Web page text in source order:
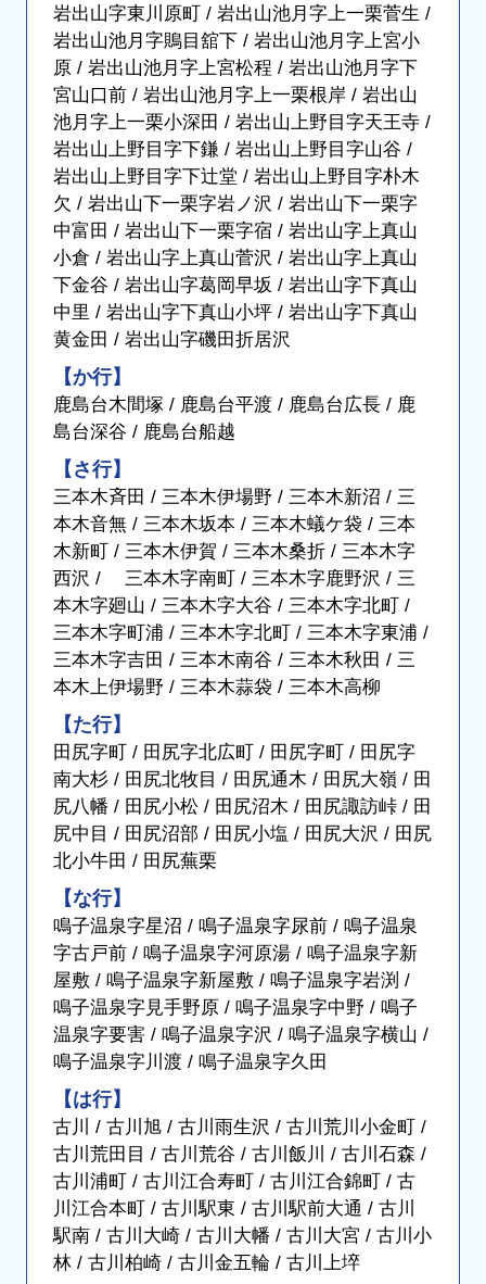
岩出山字東川原町 / 岩出山池月字上一栗菅生 /
岩出山池月字鵙目舘下 / 岩出山池月字上宮小
原 / 岩出山池月字上宮松程 / 岩出山池月字下
宮山口前 / 岩出山池月字上一栗根岸 / 岩出山
池月字上一栗小深田 / 岩出山上野目字天王寺 /
岩出山上野目字下鎌 / 岩出山上野目字山谷 /
岩出山上野目字下辻堂 / 岩出山上野目字朴木
欠 / 岩出山下一栗字岩ノ沢 / 岩出山下一栗字
中富田 / 岩出山下一栗字宿 / 岩出山字上真山
小倉 / 岩出山字上真山菅沢 / 岩出山字上真山
下金谷 / 岩出山字葛岡早坂 / 岩出山字下真山
中里 / 岩出山字下真山小坪 / 岩出山字下真山
黄金田 / 岩出山字磯田折居沢
【か行】
鹿島台木間塚 / 鹿島台平渡 / 鹿島台広長 / 鹿
島台深谷 / 鹿島台船越
【さ行】
三本木斉田 / 三本木伊場野 / 三本木新沼 / 三
本木音無 / 三本木坂本 / 三本木蟻ケ袋 / 三本
木新町 / 三本木伊賀 / 三本木桑折 / 三本木字
西沢 / 三本木字南町 / 三本木字鹿野沢 / 三
本木字廻山 / 三本木字大谷 / 三本木字北町 /
三本木字町浦 / 三本木字北町 / 三本木字東浦 /
三本木字吉田 / 三本木南谷 / 三本木秋田 / 三
本木上伊場野 / 三本木蒜袋 / 三本木高柳
【た行】
田尻字町 / 田尻字北広町 / 田尻字町 / 田尻字
南大杉 / 田尻北牧目 / 田尻通木 / 田尻大嶺 / 田
尻八幡 / 田尻小松 / 田尻沼木 / 田尻諏訪峠 / 田
尻中目 / 田尻沼部 / 田尻小塩 / 田尻大沢 / 田尻
北小牛田 / 田尻蕪栗
【な行】
鳴子温泉字星沼 / 鳴子温泉字尿前 / 鳴子温泉
字古戸前 / 鳴子温泉字河原湯 / 鳴子温泉字新
屋敷 / 鳴子温泉字新屋敷 / 鳴子温泉字岩渕 /
鳴子温泉字見手野原 / 鳴子温泉字中野 / 鳴子
温泉字要害 / 鳴子温泉字沢 / 鳴子温泉字横山 /
鳴子温泉字川渡 / 鳴子温泉字久田
【は行】
古川 / 古川旭 / 古川雨生沢 / 古川荒川小金町 /
古川荒田目 / 古川荒谷 / 古川飯川 / 古川石森 /
古川浦町 / 古川江合寿町 / 古川江合錦町 / 古
川江合本町 / 古川駅東 / 古川駅前大通 / 古川
駅南 / 古川大崎 / 古川大幡 / 古川大宮 / 古川小
林 / 古川柏崎 / 古川金五輪 / 古川上埣